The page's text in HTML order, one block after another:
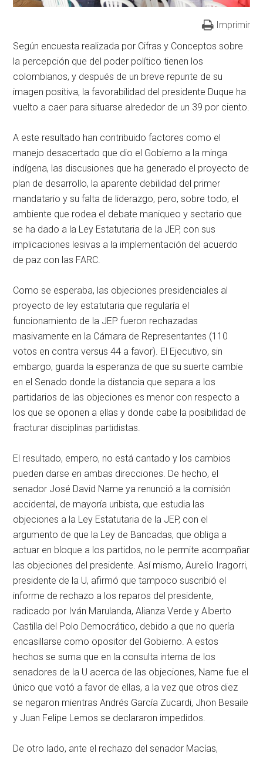
Imprimir
Según encuesta realizada por Cifras y Conceptos sobre
la percepción que del poder político tienen los
colombianos, y después de un breve repunte de su
imagen positiva, la favorabilidad del presidente Duque ha
vuelto a caer para situarse alrededor de un 39 por ciento.
A este resultado han contribuido factores como el
manejo desacertado que dio el Gobierno a la minga
indígena, las discusiones que ha generado el proyecto de
plan de desarrollo, la aparente debilidad del primer
mandatario y su falta de liderazgo, pero, sobre todo, el
ambiente que rodea el debate maniqueo y sectario que
se ha dado a la Ley Estatutaria de la JEP, con sus
implicaciones lesivas a la implementación del acuerdo
de paz con las FARC.
Como se esperaba, las objeciones presidenciales al
proyecto de ley estatutaria que regularía el
funcionamiento de la JEP fueron rechazadas
masivamente en la Cámara de Representantes (110
votos en contra versus 44 a favor). El Ejecutivo, sin
embargo, guarda la esperanza de que su suerte cambie
en el Senado donde la distancia que separa a los
partidarios de las objeciones es menor con respecto a
los que se oponen a ellas y donde cabe la posibilidad de
fracturar disciplinas partidistas.
El resultado, empero, no está cantado y los cambios
pueden darse en ambas direcciones. De hecho, el
senador José David Name ya renunció a la comisión
accidental, de mayoría uribista, que estudia las
objeciones a la Ley Estatutaria de la JEP, con el
argumento de que la Ley de Bancadas, que obliga a
actuar en bloque a los partidos, no le permite acompañar
las objeciones del presidente. Así mismo, Aurelio Iragorri,
presidente de la U, afirmó que tampoco suscribió el
informe de rechazo a los reparos del presidente,
radicado por Iván Marulanda, Alianza Verde y Alberto
Castilla del Polo Democrático, debido a que no quería
encasillarse como opositor del Gobierno. A estos
hechos se suma que en la consulta interna de los
senadores de la U acerca de las objeciones, Name fue el
único que votó a favor de ellas, a la vez que otros diez
se negaron mientras Andrés García Zucardi, Jhon Besaile
y Juan Felipe Lemos se declararon impedidos.
De otro lado, ante el rechazo del senador Macías,